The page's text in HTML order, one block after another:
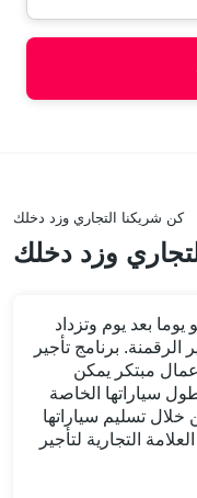
كن شريكنا التجاري وزد دخلك
وزد دخلك
بعد يوم وتزداد
برنامج تأجير
مبتكر يمكن
سياراتها الخاصة
خلال تسليم سياراتها
التجارية لتأجير